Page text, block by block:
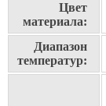
Цвет
материала:
Диапазон
температур: